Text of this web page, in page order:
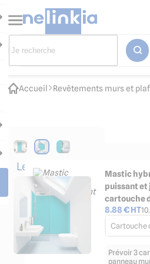
Accueil Revêtements murs et
Les
accessoires
indispensables
Mastic
puissant et
cartouche
8.88€ HT
Cartouche
Prévoir 3
panneau